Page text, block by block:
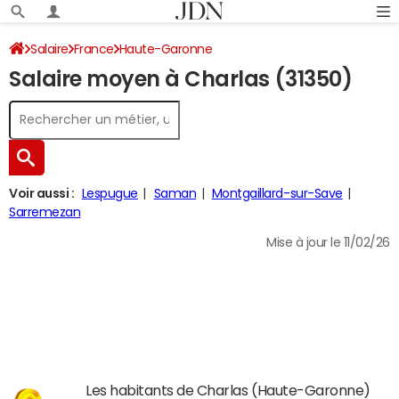
Salaire France Haute-Garonne
Salaire moyen à Charlas (31350)
Voir aussi : Lespugue Saman
Montgaillard-sur-Save
Sarremezan
Mise à jour le 11/02/26
Les habitants de Charlas (Haute-Garonne)